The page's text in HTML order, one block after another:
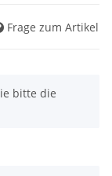
Frage zum Artikel
bitte die